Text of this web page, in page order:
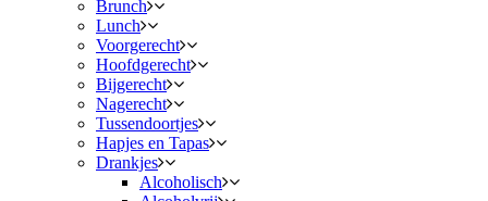
Brunch
Lunch
Voorgerecht
Hoofdgerecht
Bijgerecht
Nagerecht
Tussendoortjes
Hapjes en Tapas
Drankjes
Alcoholisch